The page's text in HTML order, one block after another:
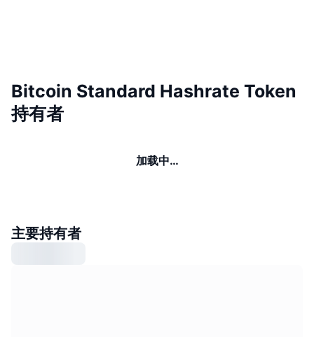
Bitcoin Standard Hashrate Token
持有者
加载中…
主要持有者